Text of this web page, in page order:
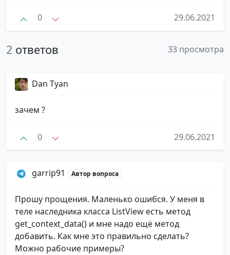
0 29.06.2021
2 ответов 33 просмотра
Dan Tyan
зачем ?
0 29.06.2021
garrip91 Автор вопроса
Прошу прощения. Маленько ошибся. У меня в
теле наследника класса ListView есть метод
get_context_data() и мне надо ещё метод
добавить. Как мне это правильно сделать?
Можно рабочие примеры?